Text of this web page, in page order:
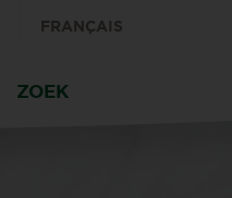
FRANÇAIS
ZOEK